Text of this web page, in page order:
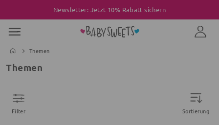
Newsletter: Jetzt 10% Rabatt sichern
Themen
Themen
Filter Sortierung